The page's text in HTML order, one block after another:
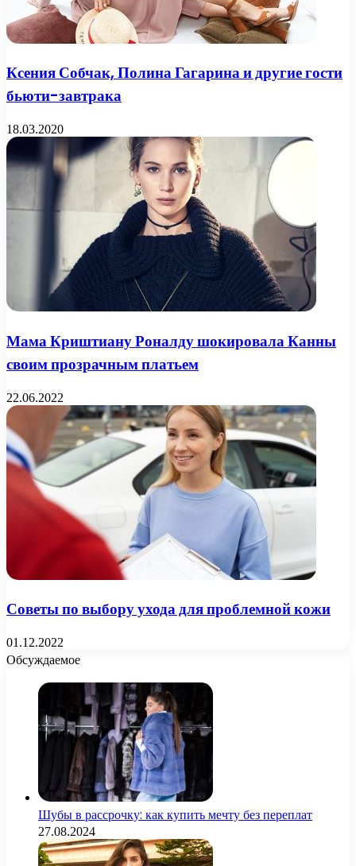
Ксения Собчак, Полина Гагарина и другие гости
бьюти-завтрака
18.03.2020
Мама Криштиану Роналду шокировала Канны
своим прозрачным платьем
22.06.2022
Советы по выбору ухода для проблемной кожи
01.12.2022
Обсуждаемое
Шубы в рассрочку: как купить мечту без переплат
27.08.2024